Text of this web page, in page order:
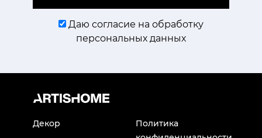
Даю согласие на обработку
персональных данных
Декор
Политика